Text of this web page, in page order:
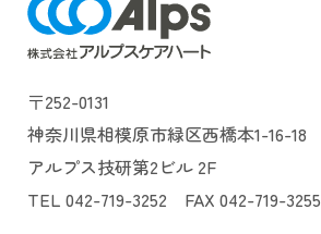
〒252-0131
神奈川県相模原市緑区西橋本1-16-18
アルプス技研第2ビル 2F
TEL 042-719-3252 FAX 042-719-3255